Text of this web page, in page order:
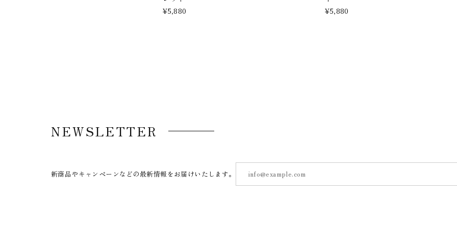
¥5,880 ¥5,880
NEWSLETTER
新商品やキャンペーンなどの最新情報をお届けいたします。